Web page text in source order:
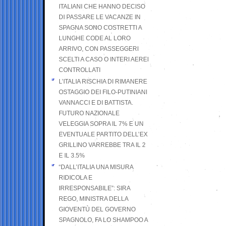
ITALIANI CHE HANNO DECISO
DI PASSARE LE VACANZE IN
SPAGNA SONO COSTRETTI A
LUNGHE CODE AL LORO
ARRIVO, CON PASSEGGERI
SCELTI A CASO O INTERI AEREI
CONTROLLATI
L’ITALIA RISCHIA DI RIMANERE
OSTAGGIO DEI FILO-PUTINIANI
VANNACCI E DI BATTISTA.
FUTURO NAZIONALE
VELEGGIA SOPRA IL 7% E UN
EVENTUALE PARTITO DELL’EX
GRILLINO VARREBBE TRA IL 2
E IL 3.5%
“DALL’ITALIA UNA MISURA
RIDICOLA E
IRRESPONSABILE”: SIRA
REGO, MINISTRA DELLA
GIOVENTÙ DEL GOVERNO
SPAGNOLO, FA LO SHAMPOO A